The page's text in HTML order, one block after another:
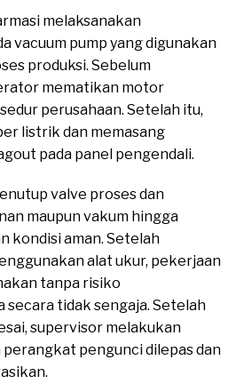
melaksanakan
vacuum pump yang digunakan
produksi. Sebelum
mematikan motor
perusahaan. Setelah itu,
listrik dan memasang
pada panel pengendali.
valve proses dan
maupun vakum hingga
kondisi aman. Setelah
alat ukur, pekerjaan
tanpa risiko
secara tidak sengaja. Setelah
supervisor melakukan
pengunci dilepas dan